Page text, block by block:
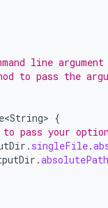
line
to pass the
> {
pass your
. singleFile.
.absolutePath